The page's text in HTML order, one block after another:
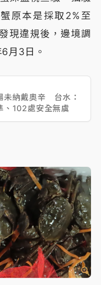
原本是採取2%至
現違規後，邊境調
月3日。
未納戴奧辛 台水：
、102處安全無虞